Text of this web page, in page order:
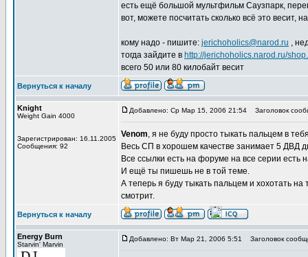
есть ещё большой мультфильм Саузпарк,
вот, можете посчитать сколько всё это весит,
кому надо - пишите: jerichoholics@narod.ru ,
тогда зайдите в http://jerichoholics.narod.ru/
всего 50 или 80 килобайт весит
Вернуться к началу
Knight
Weight Gain 4000
Зарегистрирован: 16.11.2005
Сообщения: 92
Добавлено: Ср Мар 15, 2006 21:54 Заголовок
Venom, я не буду просто тыкать пальцем в
Весь СП в хорошем качестве занимает 5 ДВД
Все ссылки есть на форуме на все серии есть
И ещё ты пишешь не в той теме.
А теперь я буду тыкать пальцем и хохотать на
смотрит.
Вернуться к началу
Energy Burn
Starvin' Marvin
Добавлено: Вт Мар 21, 2006 5:51 Заголовок